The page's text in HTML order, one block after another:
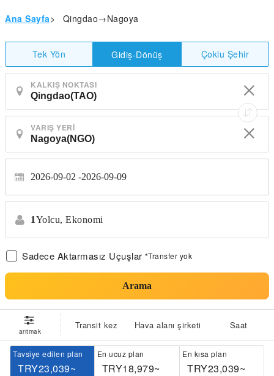
Ana Sayfa> Qingdao→Nagoya
Tek Yön Gidiş-Dönüş Çoklu Şehir
KALKIŞ NOKTASI
VARIŞ YERI
2026-09-02 2026-09-09
1Yolcu, Ekonomi
Sadece Aktarmasız Uçuşlar *Transfer yok
Arama
arıtmak
Transit kez Hava alanı şirketi Saat
Tavsiye edilen plan
TRY23,039~
En ucuz plan
TRY18,979~
En kısa plan
TRY23,039~